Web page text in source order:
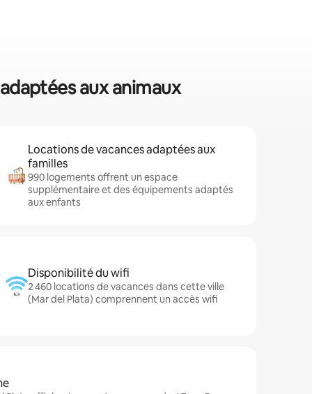
aux animaux
Locations de vacances adaptées aux
familles
990 logements offrent un espace
supplémentaire et des équipements adaptés
aux enfants
Disponibilité du wifi
2 460 locations de vacances dans cette ville
(Mar del Plata) comprennent un accès wifi